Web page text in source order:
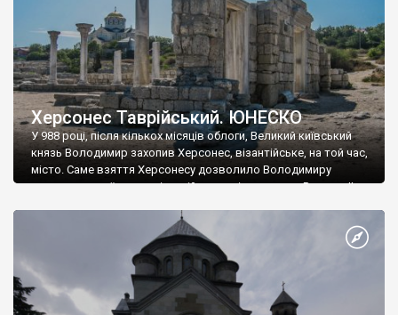
Херсонес Таврійський. ЮНЕСКО
У 988 році, після кількох місяців облоги, Великий київський
князь Володимир захопив Херсонес, візантійське, на той час,
місто. Саме взяття Херсонесу дозволило Володимиру
диктувати свої умови візантійському імператору Василю ІІ, та
Херсонесі Володимир-язичник, став Василем-християнином.
А потім було Хрещення Русі. На честь Херсонесу Таврійського